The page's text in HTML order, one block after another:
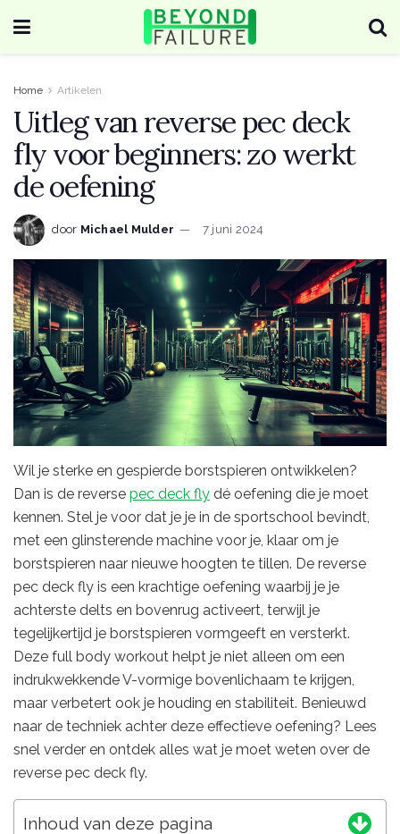
Home Artikelen
Uitleg van reverse pec deck
fly voor beginners: zo werkt
de oefening
door Michael Mulder 7 juni 2024
Wil je sterke en gespierde borstspieren ontwikkelen?
Dan is de reverse pec deck fly dé oefening die je moet
kennen. Stel je voor dat je je in de sportschool bevindt,
met een glinsterende machine voor je, klaar om je
borstspieren naar nieuwe hoogten te tillen. De reverse
pec deck fly is een krachtige oefening waarbij je je
achterste delts en bovenrug activeert, terwijl je
tegelijkertijd je borstspieren vormgeeft en versterkt.
Deze full body workout helpt je niet alleen om een
indrukwekkende V-vormige bovenlichaam te krijgen,
maar verbetert ook je houding en stabiliteit. Benieuwd
naar de techniek achter deze effectieve oefening? Lees
snel verder en ontdek alles wat je moet weten over de
reverse pec deck fly.
Inhoud van deze pagina